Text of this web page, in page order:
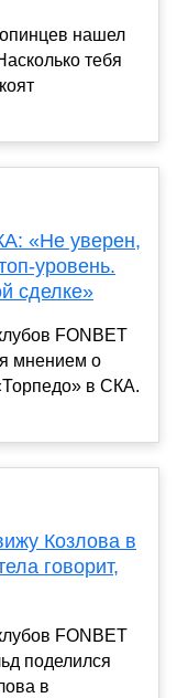
нашел
тебя
«Не уверен,
уровень.
сделке»
FONBET
мнением о
в СКА.
Козлова в
говорит,
FONBET
поделился
в